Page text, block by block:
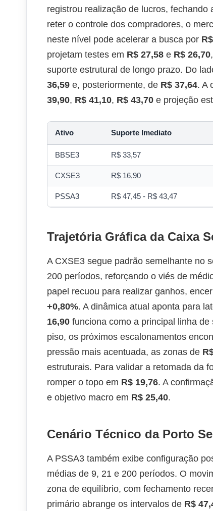
registrou realização de lucros, fechando
reter o controle dos compradores, o
neste nível pode acelerar a busca por
projetam testes em R$ 27,58 e R$ 26,70
suporte estrutural de longo prazo. Do
36,59 e, posteriormente, de R$ 37,64. A
39,90, R$ 41,10, R$ 43,70 e projeção
Ativo Suporte Imediato
BBSE3 R$ 33,57
CXSE3 R$ 16,90
PSSA3 R$ 47,45 - R$ 43,47
Trajetória Gráfica da Caixa
A CXSE3 segue padrão semelhante no
200 períodos, reforçando o viés de
papel recuou para realizar ganhos,
+0,80%. A dinâmica atual aponta para
16,90 funciona como a principal linha
piso, os próximos escalonamentos
pressão mais acentuada, as zonas de
estruturais. Para validar a retomada da
romper o topo em R$ 19,76. A
e objetivo macro em R$ 25,40.
Cenário Técnico da Porto
A PSSA3 também exibe configuração
médias de 9, 21 e 200 períodos. O
zona de equilíbrio, com fechamento
primário abrange os intervalos de R$